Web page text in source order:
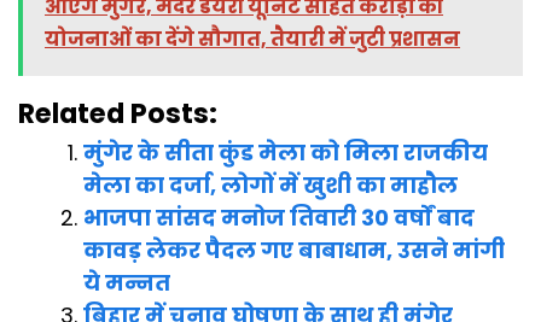
e
o
t
e
r
i e
r
a
m
t
A
p
p
r
आएंगे मुंगेर, मदर डेयरी यूनिट सहित करोड़ों की
योजनाओं का देंगे सौगात, तैयारी में जुटी प्रशासन
Related Posts:
मुंगेर के सीता कुंड मेला को मिला राजकीय
मेला का दर्जा, लोगों में खुशी का माहौल
भाजपा सांसद मनोज तिवारी 30 वर्षों बाद
कावड़ लेकर पैदल गए बाबाधाम, उसने मांगी
ये मन्नत
बिहार में चुनाव घोषणा के साथ ही मुंगेर